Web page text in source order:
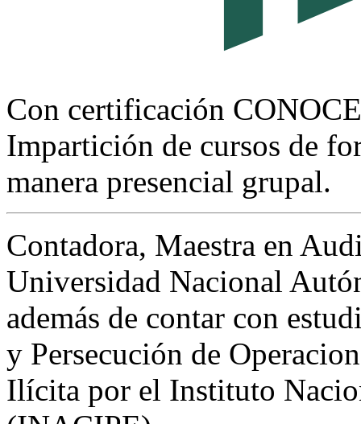
Con certificación
Impartición de cursos de
manera presencial grupal.
Contadora, Maestra en
Universidad Nacional
además de contar con
y Persecución de
Ilícita por el Instituto